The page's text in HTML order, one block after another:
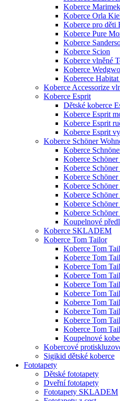
Koberce
Koberce Orla
Koberce pro děti
Koberce Pure
Koberce
Koberce Scion
Koberce vlněné
Koberce
Koberece
Koberce Accessorize
Koberce Esprit
Dětské koberce
Koberce Esprit
Koberce Esprit
Koberce Esprit
Koberce Schöner
Koberce
Koberce
Koberce
Koberce
Koberce
Koberce
Koberce
Koberce
Koupelnové
Koberce SKLADEM
Koberce Tom Tailor
Koberce Tom
Koberce Tom
Koberce Tom
Koberce Tom
Koberce Tom
Koberce Tom
Koberce Tom
Koberce Tom
Koberce Tom
Koberce Tom
Koupelnové
Kobercové
Sigikid dětské koberce
Fototapety
Dětské fototapety
Dveřní fototapety
Fototapety SKLADEM